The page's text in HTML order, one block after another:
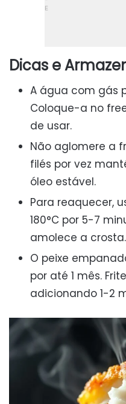
Dicas e
A água com gás
Coloque-a no
de usar.
Não aglomere a
filés por vez
óleo estável.
Para reaquecer,
180°C por 5-7
amolece a crosta.
O peixe
por até 1 mês.
adicionando 1-2